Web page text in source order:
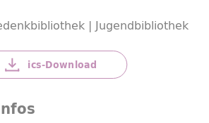
ics-Download
| Jugendbibliothek